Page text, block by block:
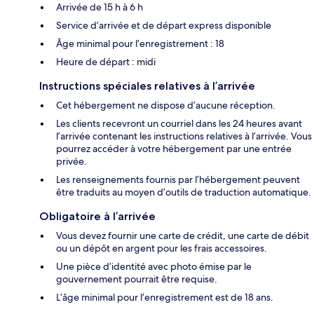
Arrivée de 15 h à 6 h
Service d’arrivée et de départ express disponible
Âge minimal pour l’enregistrement : 18
Heure de départ : midi
Instructions spéciales relatives à l’arrivée
Cet hébergement ne dispose d’aucune réception.
Les clients recevront un courriel dans les 24 heures avant
l’arrivée contenant les instructions relatives à l’arrivée. Vous
pourrez accéder à votre hébergement par une entrée
privée.
Les renseignements fournis par l’hébergement peuvent
être traduits au moyen d’outils de traduction automatique.
Obligatoire à l’arrivée
Vous devez fournir une carte de crédit, une carte de débit
ou un dépôt en argent pour les frais accessoires.
Une pièce d’identité avec photo émise par le
gouvernement pourrait être requise.
L’âge minimal pour l’enregistrement est de 18 ans.